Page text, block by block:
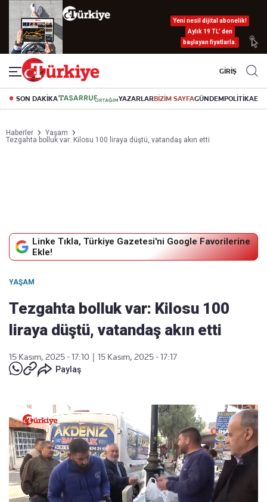
Yeni nesil dijital abonelik!
Aylık 19 TL’ den
başlayan fiyatlarla.
GİRİŞ
SON DAKİKA YAZARLARBİZİM SAYFAGÜNDEMPOLİTİKA
Haberler
Yaşam
Tezgahta bolluk var: Kilosu 100 liraya düştü, vatandaş akın etti
Linke Tıkla, Türkiye Gazetesi'ni Google Favorilerine
Ekle!
YAŞAM
Tezgahta bolluk var: Kilosu 100
liraya düştü, vatandaş akın etti
15 Kasım, 2025 - 17:10
15 Kasım, 2025 - 17:17
Paylaş